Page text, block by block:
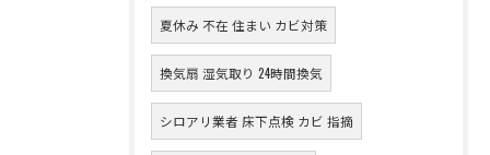
夏休み 不在 住まい カビ対策
換気扇 湿気取り 24時間換気
シロアリ業者 床下点検 カビ 指摘